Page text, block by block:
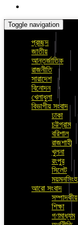
Toggle navigation
প্রচ্ছদ
জাতীয়
আন্তর্জাতিক
রাজনীতি
সারাদেশ
বিনোদন
খেলাধুলা
বিভাগীয় সংবাদ
ঢাকা
চট্টগ্রাম
বরিশাল
রাজশাহী
খুলনা
রংপুর
সিলেট
ময়মনসিংহ
আরো সংবাদ
সম্পাদকীয়
শিক্ষা
গণমাধ্যম